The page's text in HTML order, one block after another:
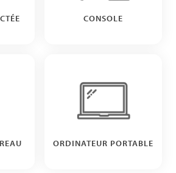
CONSOLE
ORDINATEUR PORTABLE